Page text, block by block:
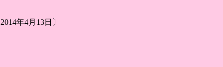
2014年4月13日〕